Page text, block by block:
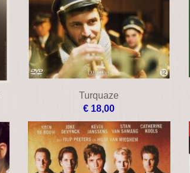
Turquaze
€ 18,00